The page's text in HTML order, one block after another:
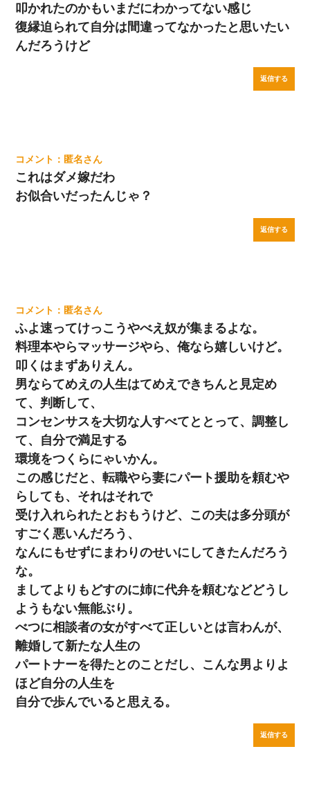
叩かれたのかもいまだにわかってない感じ
復縁迫られて自分は間違ってなかったと思いたい
んだろうけど
返信する
匿名
これはダメ嫁だわ
お似合いだったんじゃ？
返信する
匿名
ふよ速ってけっこうやべえ奴が集まるよな。
料理本やらマッサージやら、俺なら嬉しいけど。
叩くはまずありえん。
男ならてめえの人生はてめえできちんと見定め
て、判断して、
コンセンサスを大切な人すべてととって、調整し
て、自分で満足する
環境をつくらにゃいかん。
この感じだと、転職やら妻にパート援助を頼むや
らしても、それはそれで
受け入れられたとおもうけど、この夫は多分頭が
すごく悪いんだろう、
なんにもせずにまわりのせいにしてきたんだろう
な。
ましてよりもどすのに姉に代弁を頼むなどどうし
ようもない無能ぶり。
べつに相談者の女がすべて正しいとは言わんが、
離婚して新たな人生の
パートナーを得たとのことだし、こんな男よりよ
ほど自分の人生を
自分で歩んでいると思える。
返信する